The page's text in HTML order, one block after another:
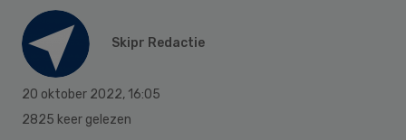
Skipr Redactie
20 oktober 2022, 16:05
2825 keer gelezen